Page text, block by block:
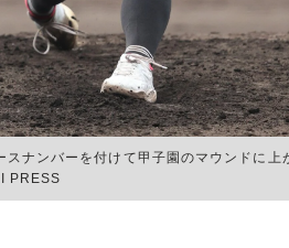
スナンバーを付けて甲子園のマウンドに上
PRESS